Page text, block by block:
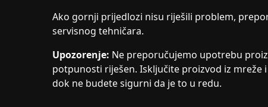
Ako gornji prijedlozi nisu riješili problem,
servisnog tehničara.
Upozorenje: Ne preporučujemo upotrebu
potpunosti riješen. Isključite proizvod iz mreže
dok ne budete sigurni da je to u redu.